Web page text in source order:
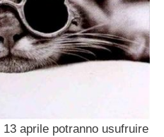
aprile potranno usufruire